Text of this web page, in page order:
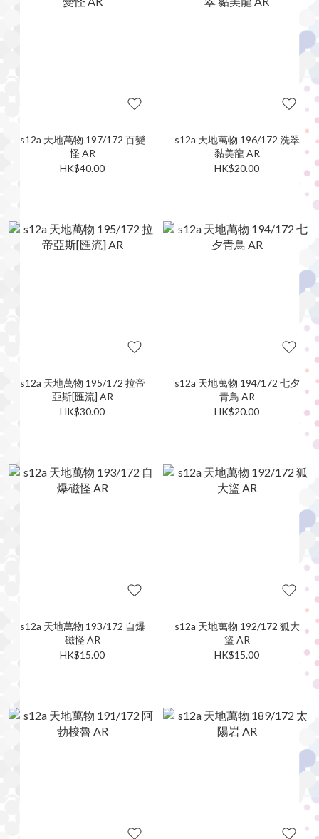
s12a 天地萬物 197/172 百變
怪 AR
HK$40.00
s12a 天地萬物 196/172 洗翠
黏美龍 AR
HK$20.00
s12a 天地萬物 195/172 拉帝
亞斯[匯流] AR
HK$30.00
s12a 天地萬物 194/172 七夕
青鳥 AR
HK$20.00
s12a 天地萬物 193/172 自爆
磁怪 AR
HK$15.00
s12a 天地萬物 192/172 狐大
盜 AR
HK$15.00